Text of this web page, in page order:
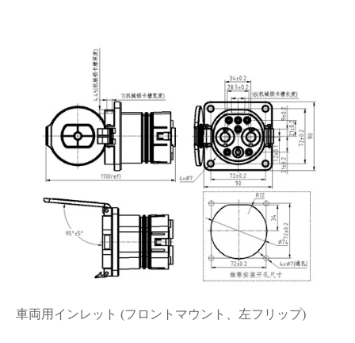
車両用インレット (フロントマウント、左フリップ)